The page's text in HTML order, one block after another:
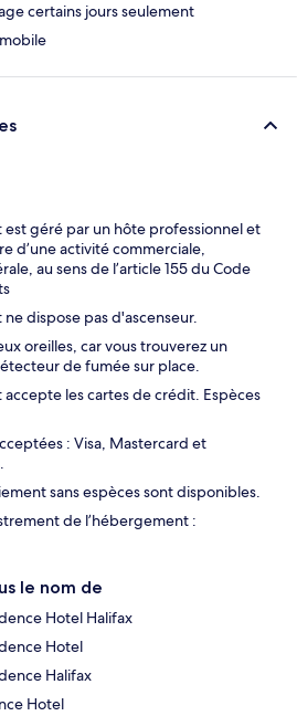
certains jours seulement
géré par un hôte professionnel et
d’une activité commerciale,
au sens de l’article 155 du Code
dispose pas d'ascenseur.
oreilles, car vous trouverez un
de fumée sur place.
les cartes de crédit. Espèces
: Visa, Mastercard et
sans espèces sont disponibles.
de l’hébergement :
le nom de
Hotel Halifax
Hotel
Halifax
Hotel